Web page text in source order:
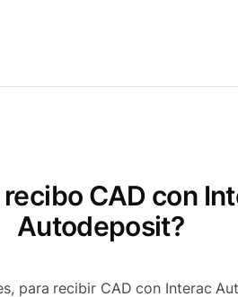
CAD con
Autodeposit?
para recibir CAD con Interac